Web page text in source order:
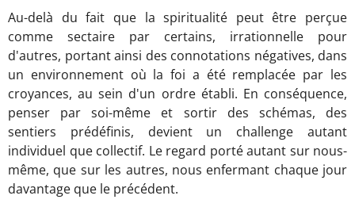
Au-delà du fait que la spiritualité peut être perçue
comme sectaire par certains, irrationnelle pour
d'autres, portant ainsi des connotations négatives, dans
un environnement où la foi a été remplacée par les
croyances, au sein d'un ordre établi. En conséquence,
penser par soi-même et sortir des schémas, des
sentiers prédéfinis, devient un challenge autant
individuel que collectif. Le regard porté autant sur nous-
même, que sur les autres, nous enfermant chaque jour
davantage que le précédent.